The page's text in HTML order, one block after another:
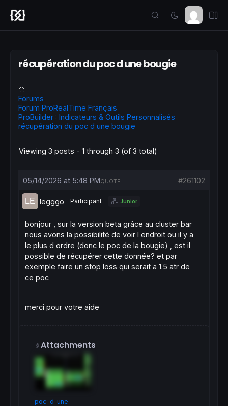
récupération du poc d une bougie
Forums
Forum ProRealTime Français
ProBuilder : Indicateurs & Outils Personnalisés
récupération du poc d une bougie
Viewing 3 posts - 1 through 3 (of 3 total)
05/14/2026 at 5:48 PM #261102
QUOTE
legggo Participant Junior
bonjour , sur la version beta grâce au cluster bar
nous avons la possibilité de voir l endroit ou il y a
le plus d ordre (donc le poc de la bougie) , est il
possible de récupérer cette donnée? et par
exemple faire un stop loss qui serait a 1.5 atr de
ce poc
merci pour votre aide
Attachments
poc-d-une-